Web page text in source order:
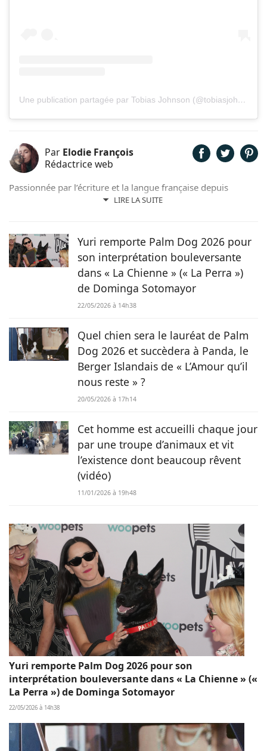
Une publication partagée par Tobias Johnson (@tobiasjohnson_)
Par Elodie François
Rédactrice web
LIRE LA SUITE
Passionnée par l’écriture et la langue française depuis
toujours, j’aime jouer avec les mots et les faire vivre.
Yuri remporte Palm Dog 2026 pour
son interprétation bouleversante
dans « La Chienne » (« La Perra »)
de Dominga Sotomayor
22/05/2026 à 14h38
Quel chien sera le lauréat de Palm
Dog 2026 et succèdera à Panda, le
Berger Islandais de « L’Amour qu’il
nous reste » ?
20/05/2026 à 17h14
Cet homme est accueilli chaque jour
par une troupe d’animaux et vit
l’existence dont beaucoup rêvent
(vidéo)
11/01/2026 à 19h48
Yuri remporte Palm Dog 2026 pour son
interprétation bouleversante dans « La Chienne » («
La Perra ») de Dominga Sotomayor
22/05/2026 à 14h38